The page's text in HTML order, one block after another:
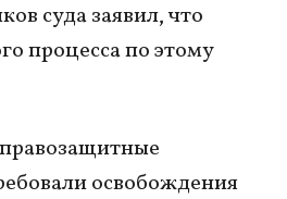
суда заявил, что
процесса по этому
освобождения